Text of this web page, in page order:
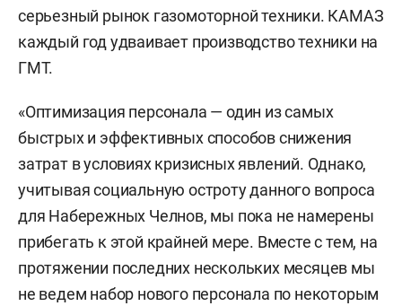
серьезный рынок газомоторной техники. КАМАЗ
каждый год удваивает производство техники на
ГМТ.
«Оптимизация персонала — один из самых
быстрых и эффективных способов снижения
затрат в условиях кризисных явлений. Однако,
учитывая социальную остроту данного вопроса
для Набережных Челнов, мы пока не намерены
прибегать к этой крайней мере. Вместе с тем, на
протяжении последних нескольких месяцев мы
не ведем набор нового персонала по некоторым